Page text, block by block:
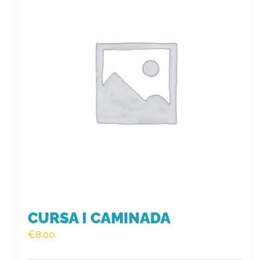
FER UN DONATIU!
INSCRIPCIÓ CURSA / CAMINADA
CURSA I CAMINADA
€8.00